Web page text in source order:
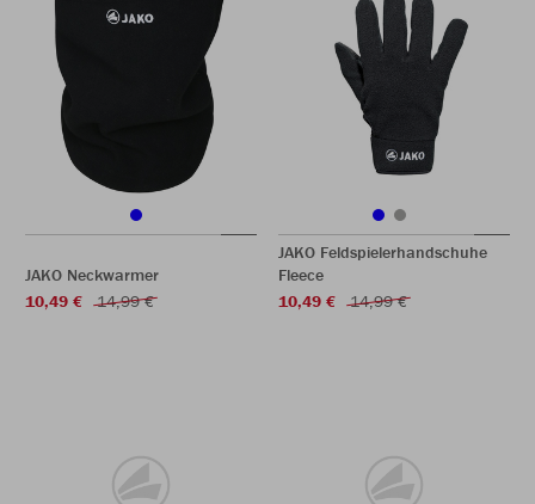
JAKO Neckwarmer
10,49 €
14,99 €
JAKO Feldspielerhandschuhe
Fleece
10,49 €
14,99 €